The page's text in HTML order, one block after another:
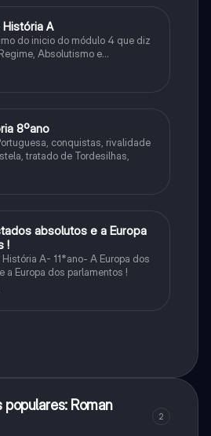
A
do inicio do módulo 4 que diz
Absolutismo e
8ºano
conquistas, rivalidade
tratado de Tordesilhas,
absolutos e a Europa
!
A- 11*ano- A Europa dos
a Europa dos parlamentos !
Roman
2